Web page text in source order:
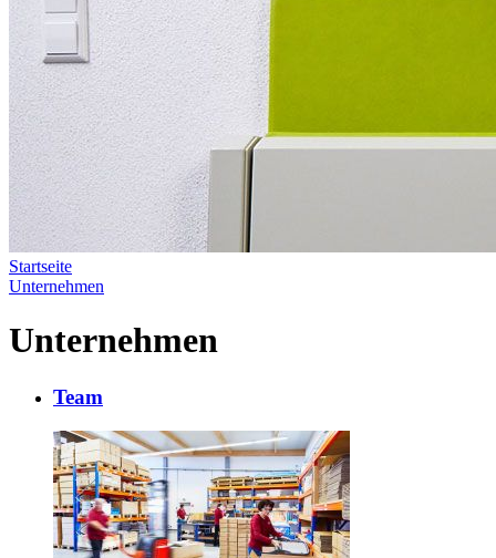
Startseite
Unternehmen
Unternehmen
Team